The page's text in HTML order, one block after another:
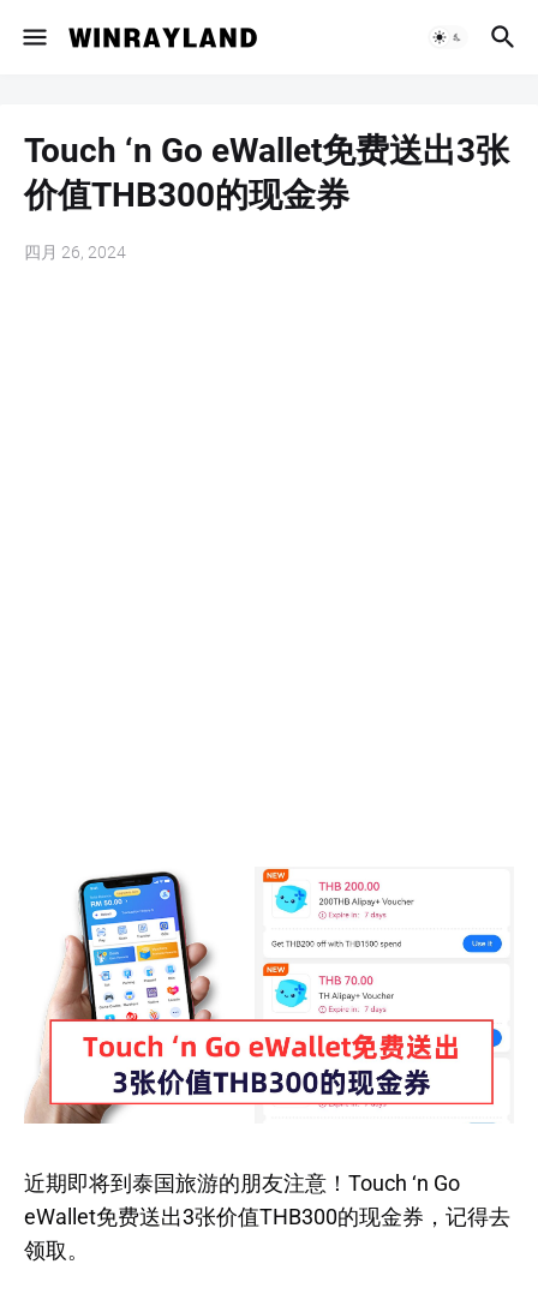
Touch ‘n Go eWallet免费送出3张
价值THB300的现金券
四月 26, 2024
近期即将到泰国旅游的朋友注意！Touch ‘n Go
eWallet免费送出3张价值THB300的现金券，记得去
领取。